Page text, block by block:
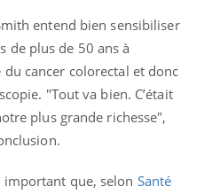
entend bien sensibiliser
de plus de 50 ans à
cancer colorectal et donc
"Tout va bien. C’était
plus grande richesse",
important que, selon Santé